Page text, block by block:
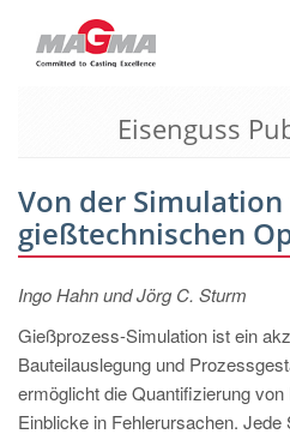
MAGMA Europa, Deutschland
EN
CS
MAGMA Nordamerika, USA
EN
ES
MAGMA Asien-Pazifik, Singapur
Eisenguss
Von der Simulation
gießtechnischen
Ingo Hahn und Jörg C. Sturm
Gießprozess-Simulation ist ein
Bauteilauslegung und
ermöglicht die Quantifizierung
Einblicke in Fehlerursachen.